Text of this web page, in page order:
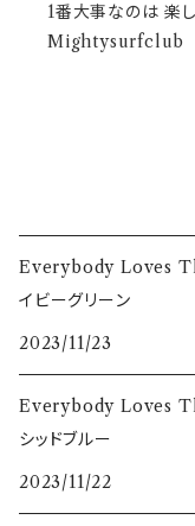
1番大事なのは 楽し
Mightysurfclub
Everybody Loves
イビーグリーン
2023/11/23
Everybody Loves
シッドブルー
2023/11/22